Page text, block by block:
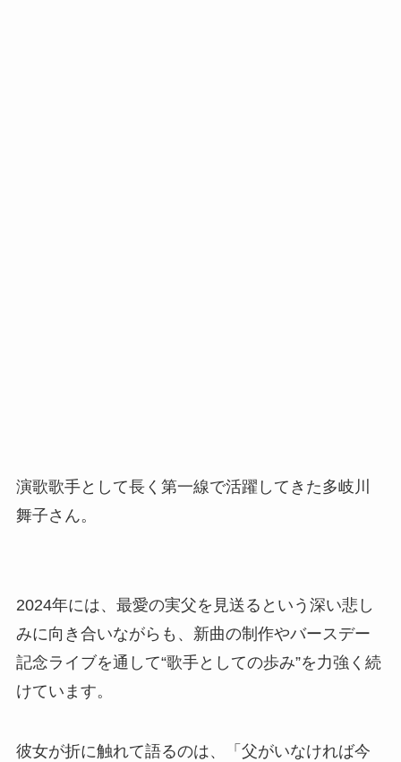
演歌歌手として長く第一線で活躍してきた多岐川
舞子さん。
2024年には、最愛の実父を見送るという深い悲し
みに向き合いながらも、新曲の制作やバースデー
記念ライブを通して“歌手としての歩み”を力強く続
けています。
彼女が折に触れて語るのは、「父がいなければ今